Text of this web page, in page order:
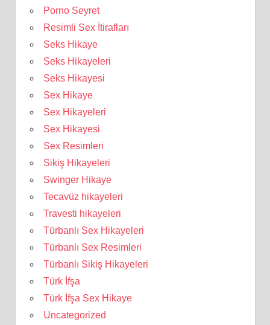
Porno Seyret
Resimli Sex İtirafları
Seks Hikaye
Seks Hikayeleri
Seks Hikayesi
Sex Hikaye
Sex Hikayeleri
Sex Hikayesi
Sex Resimleri
Sikiş Hikayeleri
Swinger Hikaye
Tecavüz hikayeleri
Travesti hikayeleri
Türbanlı Sex Hikayeleri
Türbanlı Sex Resimleri
Türbanlı Sikiş Hikayeleri
Türk İfşa
Türk İfşa Sex Hikaye
Uncategorized